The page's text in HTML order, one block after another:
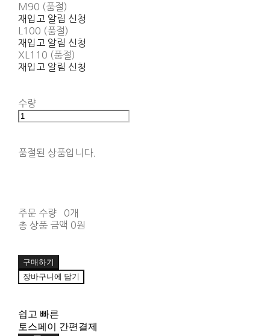
M90 (품절)
재입고 알림 신청
L100 (품절)
재입고 알림 신청
XL110 (품절)
재입고 알림 신청
수량
품절된 상품입니다.
주문 수량
0개
총 상품 금액 0원
구매하기
장바구니에 담기
쉽고 빠른
토스페이 간편결제